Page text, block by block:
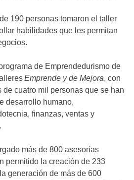
190 personas tomaron el taller
habilidades que les permitan
de Emprendedurismo de
Emprende y de Mejora, con
de cuatro mil personas que se han
desarrollo humano,
finanzas, ventas y
más de 800 asesorías
permitido la creación de 233
generación de más de 600